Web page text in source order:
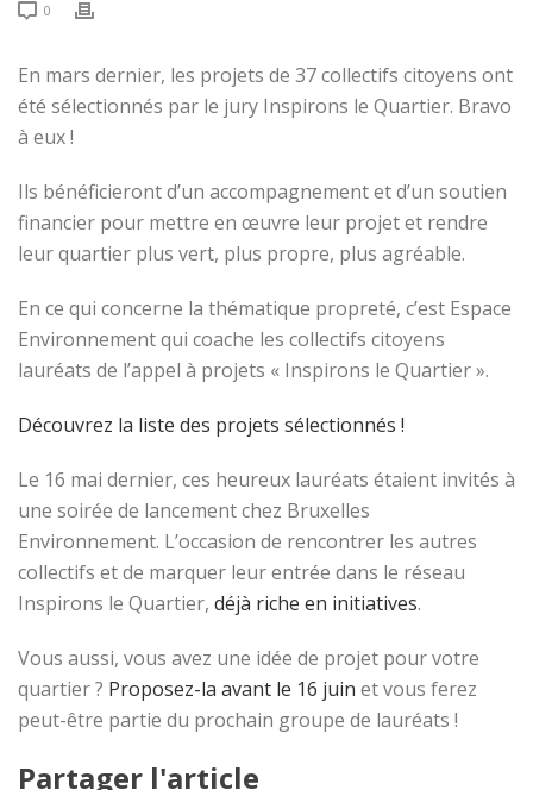
0
En mars dernier, les projets de 37 collectifs citoyens ont
été sélectionnés par le jury Inspirons le Quartier. Bravo
à eux !
Ils bénéficieront d’un accompagnement et d’un soutien
financier pour mettre en œuvre leur projet et rendre
leur quartier plus vert, plus propre, plus agréable.
En ce qui concerne la thématique propreté, c’est Espace
Environnement qui coache les collectifs citoyens
lauréats de l’appel à projets « Inspirons le Quartier ».
Découvrez la liste des projets sélectionnés !
Le 16 mai dernier, ces heureux lauréats étaient invités à
une soirée de lancement chez Bruxelles
Environnement. L’occasion de rencontrer les autres
collectifs et de marquer leur entrée dans le réseau
Inspirons le Quartier, déjà riche en initiatives.
Vous aussi, vous avez une idée de projet pour votre
quartier ? Proposez-la avant le 16 juin et vous ferez
peut-être partie du prochain groupe de lauréats !
Partager l'article